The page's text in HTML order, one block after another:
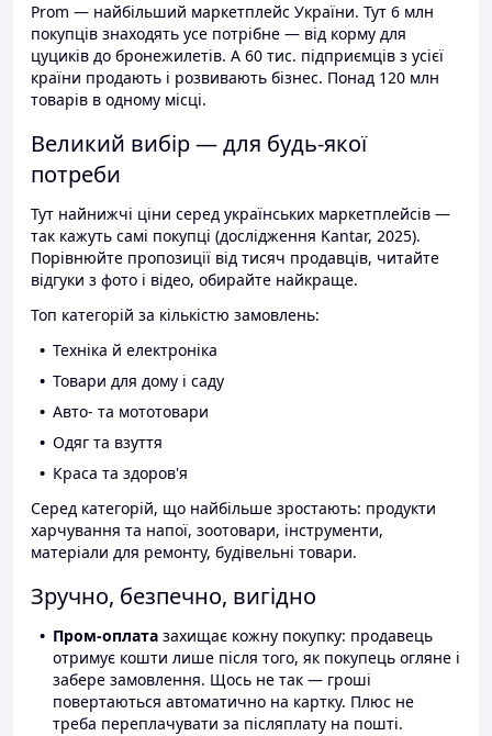
Prom — найбільший маркетплейс України. Тут 6 млн
покупців знаходять усе потрібне — від корму для
цуциків до бронежилетів. А 60 тис. підприємців з усієї
країни продають і розвивають бізнес. Понад 120 млн
товарів в одному місці.
Великий вибір — для будь-якої
потреби
Тут найнижчі ціни серед українських маркетплейсів —
так кажуть самі покупці (дослідження Kantar, 2025).
Порівнюйте пропозиції від тисяч продавців, читайте
відгуки з фото і відео, обирайте найкраще.
Топ категорій за кількістю замовлень:
Техніка й електроніка
Товари для дому і саду
Авто- та мототовари
Одяг та взуття
Краса та здоров'я
Серед категорій, що найбільше зростають: продукти
харчування та напої, зоотовари, інструменти,
матеріали для ремонту, будівельні товари.
Зручно, безпечно, вигідно
Пром-оплата захищає кожну покупку: продавець
отримує кошти лише після того, як покупець огляне і
забере замовлення. Щось не так — гроші
повертаються автоматично на картку. Плюс не
треба переплачувати за післяплату на пошті.